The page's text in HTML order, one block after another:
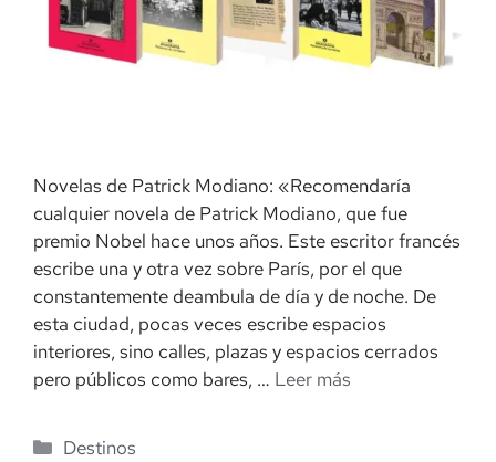
Novelas de Patrick Modiano: «Recomendaría
cualquier novela de Patrick Modiano, que fue
premio Nobel hace unos años. Este escritor francés
escribe una y otra vez sobre París, por el que
constantemente deambula de día y de noche. De
esta ciudad, pocas veces escribe espacios
interiores, sino calles, plazas y espacios cerrados
pero públicos como bares, … Leer más
Categorías
Destinos